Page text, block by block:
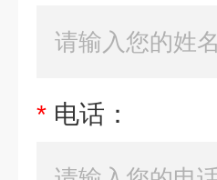
* 电话：